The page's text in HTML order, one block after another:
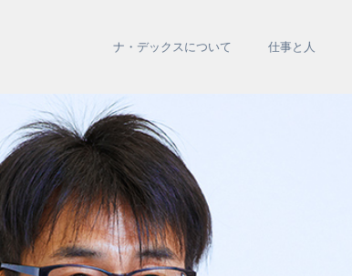
ナ・デックス について 仕事と人